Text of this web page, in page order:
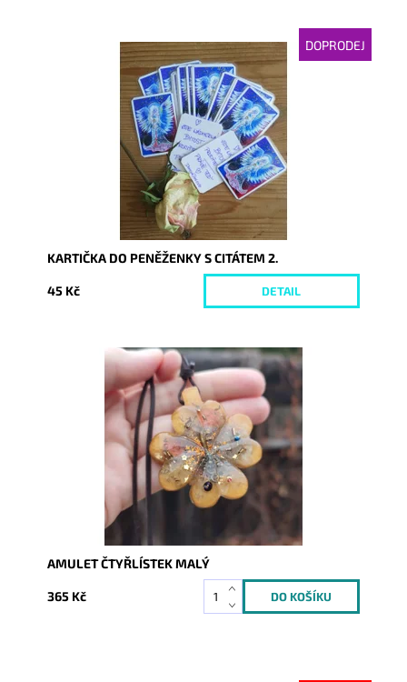
DOPRODEJ
Vyprodáno
3994
KARTIČKA DO PENĚŽENKY S CITÁTEM 2.
45 Kč DETAIL
Dostupnost:
Skladem
5455
AMULET ČTYŘLÍSTEK MALÝ
365 Kč